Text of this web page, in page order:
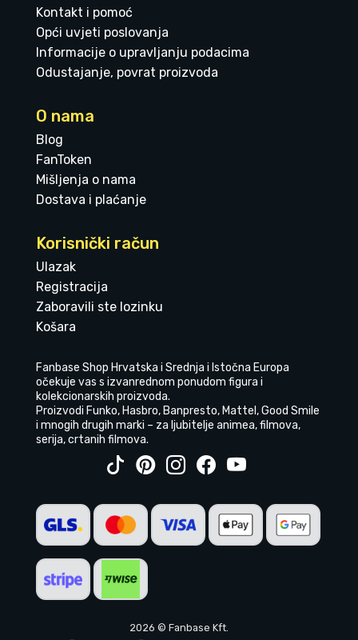
Kontakt i pomoć
Opći uvjeti poslovanja
Informacije o upravljanju podacima
Odustajanje, povrat proizvoda
O nama
Blog
FanToken
Mišljenja o nama
Dostava i plaćanje
Korisnički račun
Ulazak
Registracija
Zaboravili ste lozinku
Košara
Fanbase Shop Hrvatska i Srednja i Istočna Europa
očekuje vas s izvanrednom ponudom figura i
kolekcionarskih proizvoda.
Proizvodi Funko, Hasbro, Banpresto, Mattel, Good Smile
i mnogih drugih marki – za ljubitelje animea, filmova,
serija, crtanih filmova.
2026 © Fanbase Kft.